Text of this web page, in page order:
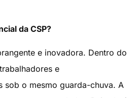
da CSP?
e inovadora. Dentro do
e
sob o mesmo guarda-chuva. A